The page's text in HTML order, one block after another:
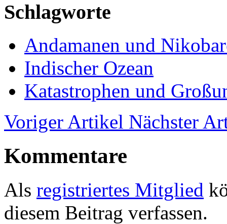
Schlagworte
Andamanen und
Indischer Ozean
Katastrophen und
Voriger Artikel Nächster
Kommentare
Als registriertes Mitglied
diesem Beitrag verfassen.